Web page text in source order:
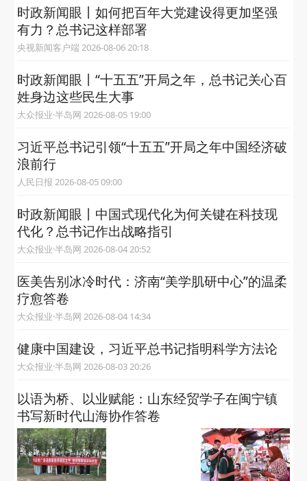
时政新闻眼丨如何把百年大党建设得更加坚强
有力？总书记这样部署
央视新闻客户端 2026-08-06 20:18
时政新闻眼丨“十五五”开局之年，总书记关心百
姓身边这些民生大事
大众报业·半岛网 2026-08-05 19:00
习近平总书记引领“十五五”开局之年中国经济破
浪前行
人民日报 2026-08-05 09:00
时政新闻眼丨中国式现代化为何关键在科技现
代化？总书记作出战略指引
大众报业·半岛网 2026-08-04 20:52
医美告别冰冷时代：济南“美学肌研中心”的温柔
疗愈答卷
大众报业·半岛网 2026-08-04 14:34
健康中国建设，习近平总书记指明科学方法论
大众报业·半岛网 2026-08-03 20:26
以语为桥、以业赋能：山东经贸学子在闽宁镇
书写新时代山海协作答卷